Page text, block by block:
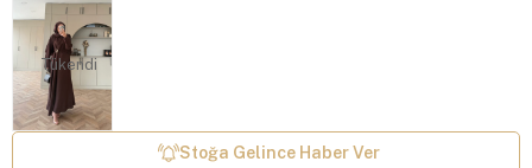
Tükendi
Stoğa Gelince Haber Ver